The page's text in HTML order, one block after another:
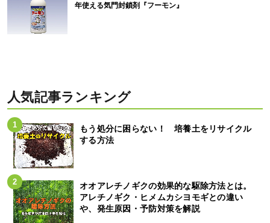
年使える気門封鎖剤『フーモン』
人気記事ランキング
もう処分に困らない！ 培養土をリサイクル
する方法
オオアレチノギクの効果的な駆除方法とは。
アレチノギク・ヒメムカシヨモギとの違い
や、発生原因・予防対策を解説